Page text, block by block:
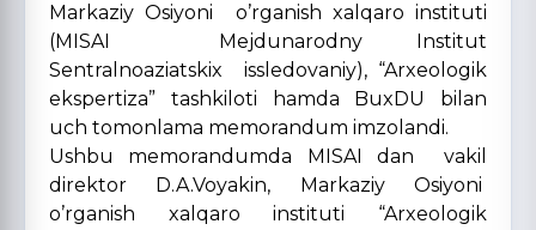
Markaziy Osiyoni o’rganish xalqaro instituti
(MISAI Mejdunarodny Institut
Sentralnoaziatskix issledovaniy), “Arxeologik
ekspertiza” tashkiloti hamda BuxDU bilan
uch tomonlama memorandum imzolandi.
Ushbu memorandumda MISAI dan
vakil
direktor D.A.Voyakin, Markaziy Osiyoni
o’rganish xalqaro instituti “Arxeologik